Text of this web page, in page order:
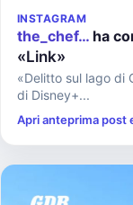
INSTAGRAM
the_chef… ha
«Link»
«Delitto sul lago di
di Disney+...
Apri anteprima post